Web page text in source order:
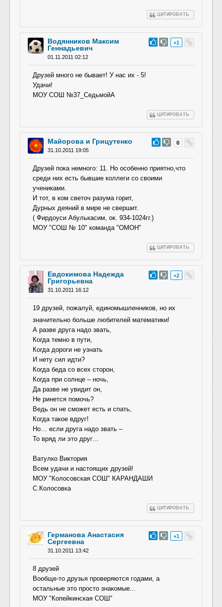
ЦИТИРОВАТЬ
#44 +1
Водянников Максим
Геннадьевич
01.11.2011 02:12
Друзей много не бывает! У нас их - 5!
Удачи!
МОУ СОШ №37_СедьмойА
ЦИТИРОВАТЬ
#43 0
Майорова и Грицутенко
31.10.2011 19:05
Друзей пока немного: 11. Но особенно приятно,что
среди них есть бывшие коллеги со своими
учениками.
И тот, в ком светоч разума горит,
Дурных деяний в мире не свершит.
( Фирдоуси Абулькасим, ок. 934-1024гг.)
МОУ "СОШ № 10" команда "ОМОН"
ЦИТИРОВАТЬ
#42 +2
Евдокимова Надежда
Григорьевна
31.10.2011 16:12
19 друзей, пожалуй, единомышленников, но их
значительно больше любителей математики!
А разве друга надо звать,
Когда темно в пути,
Когда дороги не узнать
И нету сил идти?
Когда беда со всех сторон,
Когда при солнце – ночь,
Да разве не увидит он,
Не ринется помочь?
Ведь он не сможет есть и спать,
Когда такое вдруг!
Но… если друга надо звать –
То вряд ли это друг…
Ватулко Виктория
Всем удачи и настоящих друзей!
МОУ "Колосовская СОШ" КАРАНДАШИ
С.Колосовка
ЦИТИРОВАТЬ
#41 +1
Германова Анастасия
Сергеевна
31.10.2011 13:42
8 друзей
Вообще-то друзья проверяются годами, а
остальные это просто знакомые...
МОУ "Копейкинская СОШ"